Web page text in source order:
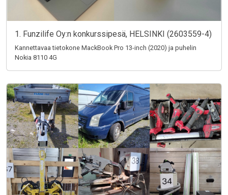
1. Funzilife Oy:n konkurssipesä, HELSINKI (2603559-4)
Kannettavaa tietokone MackBook Pro 13-inch (2020) ja puhelin
Nokia 8110 4G